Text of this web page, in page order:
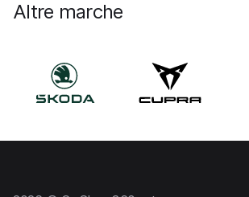
Altre marche